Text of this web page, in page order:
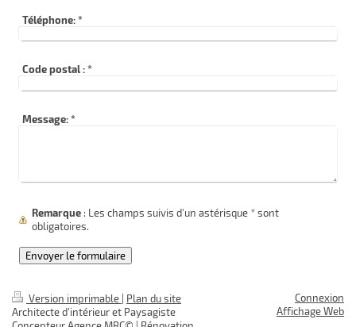
Téléphone: *
Code postal : *
Message: *
Remarque : Les champs suivis d'un astérisque *sont
obligatoires.
Version imprimable
Plan du site
Architecte d'intérieur et Paysagiste
Connexion
Affichage Web